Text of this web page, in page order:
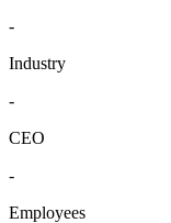
-
Industry
-
CEO
-
Employees